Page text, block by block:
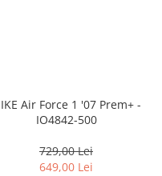
Air Force 1 '07 Prem+ -
IO4842-500
729,00 Lei
649,00 Lei